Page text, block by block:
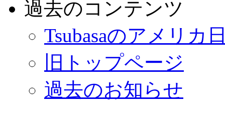
過去のコンテンツ
Tsubasaのアメリカ
旧トップページ
過去のお知らせ